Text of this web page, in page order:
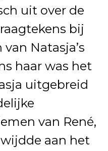
uit over de
bij
Natasja’s
haar was het
uitgebreid
van René,
aan het